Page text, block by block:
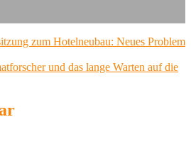
zum Hotelneubau: Neues Problem
und das lange Warten auf die